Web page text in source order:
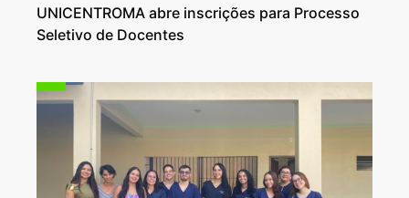
UNICENTROMA abre inscrições para Processo
Seletivo de Docentes